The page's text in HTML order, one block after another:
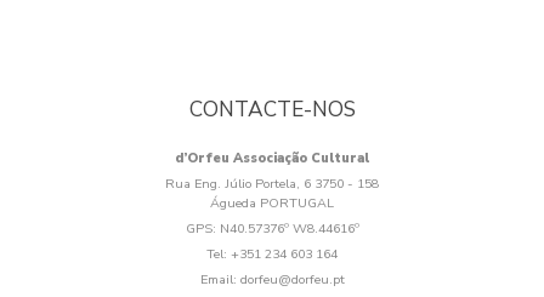
CONTACTE-NOS
d’Orfeu Associação Cultural
Rua Eng. Júlio Portela, 6 3750 - 158
Águeda PORTUGAL
GPS: N40.57376º W8.44616º
Tel: +351 234 603 164
Email: dorfeu@dorfeu.pt